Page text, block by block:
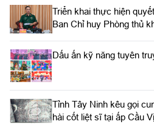
Triển khai thực hiện
Ban Chỉ huy Phòng thủ
Dấu ấn kỹ năng tuyên
Tỉnh Tây Ninh kêu gọi
hài cốt liệt sĩ tại ấp Cầu